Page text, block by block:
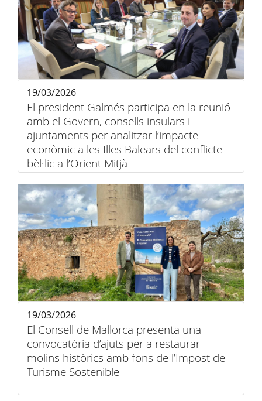
El president Galmés participa en la reunió
amb el Govern, consells insulars i
ajuntaments per analitzar l’impacte
econòmic a les Illes Balears del conflicte
bèl·lic a l’Orient Mitjà
19/03/2026
El Consell de Mallorca presenta una
convocatòria d’ajuts per a restaurar
molins històrics amb fons de l’Impost de
Turisme Sostenible
19/03/2026